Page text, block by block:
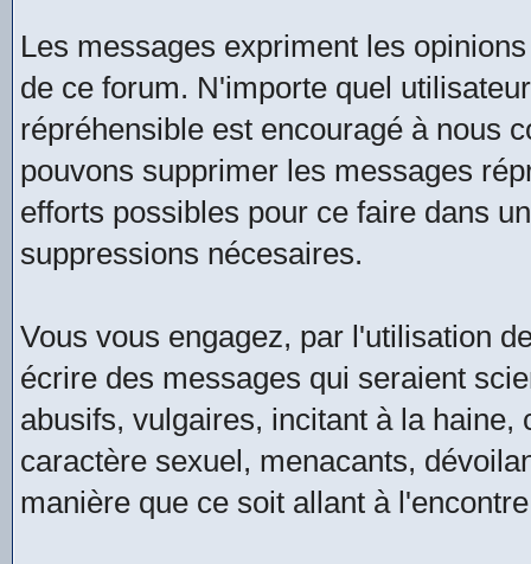
Les messages expriment les
de ce forum. N'importe quel
répréhensible est encouragé à nous
pouvons supprimer les messages
efforts possibles pour ce faire dans
suppressions nécesaires.
Vous vous engagez, par l'utilisation
écrire des messages qui seraient
abusifs, vulgaires, incitant à la
caractère sexuel, menacants,
manière que ce soit allant à